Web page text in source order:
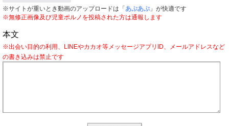
※サイトが重いとき動画のアップロードは「 あぷあぷ 」が快適です
※無修正画像及び児童ポルノを投稿された方は通報します
本文
※出会い目的の利用、LINEやカカオ等メッセージアプリID、メールアドレスなど
の書き込みは禁止です